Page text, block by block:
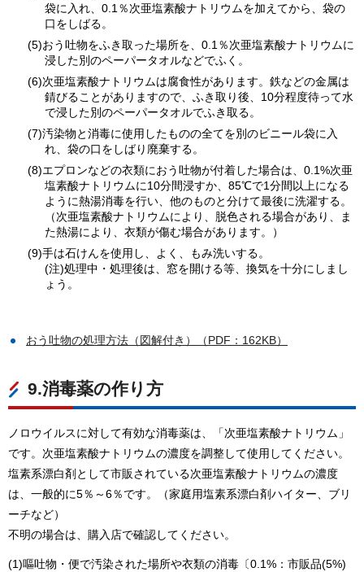
袋に入れ、0.1％次亜塩素酸ナトリウムを加えてから、袋の
口をしばる。
(5)おう吐物をふき取った場所を、0.1％次亜塩素酸ナトリウムに
浸した別のペーパータオルなどでふく。
(6)次亜塩素酸ナトリウムは腐食性があります。鉄などの金属は
錆びることがありますので、ふき取り後、10分程度待って水
で浸した別のペーパータオルでふき取る。
(7)汚染物と消毒に使用したものの全てを別のビニール袋に入
れ、袋の口をしばり廃棄する。
(8)エプロンなどの衣類におう吐物が付着した場合は、0.1%次亜
塩素酸ナトリウムに10分間浸すか、85℃で1分間以上になる
ように熱湯消毒を行い、他のものと分けて最後に洗濯する。
（次亜塩素酸ナトリウムにより、脱色される場合があり、ま
た熱湯により、衣類が傷む場合があります。）
(9)手は石けんを使用し、よく、もみ洗いする。
(注)処理中・処理後は、窓を開ける等、換気を十分にしまし
ょう。
おう吐物の処理方法（図解付き）（PDF：162KB）
9.消毒薬の作り方
ノロウイルスに対して有効な消毒薬は、「次亜塩素酸ナトリウム」
です。次亜塩素酸ナトリウムの濃度を調整して使用してください。
塩素系漂白剤として市販されている次亜塩素酸ナトリウムの濃度
は、一般的に5％～6％です。（家庭用塩素系漂白剤ハイター、ブリ
ーチなど）
不明の場合は、購入店で確認してください。
(1)嘔吐物・便で汚染された場所や衣類の消毒〔0.1%：市販品(5%)